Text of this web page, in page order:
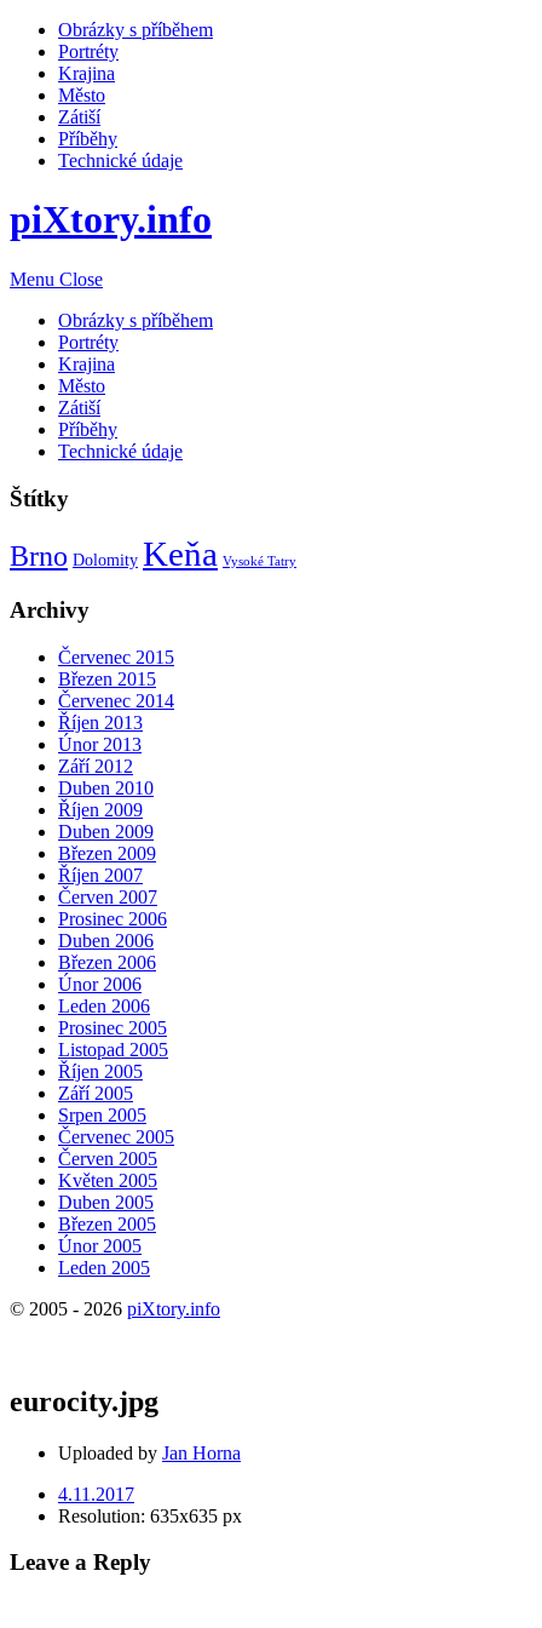
Obrázky s příběhem
Portréty
Krajina
Město
Zátiší
Příběhy
Technické údaje
piXtory.info
Menu Close
Obrázky s příběhem
Portréty
Krajina
Město
Zátiší
Příběhy
Technické údaje
Štítky
Brno Dolomity Keňa Vysoké Tatry
Archivy
Červenec 2015
Březen 2015
Červenec 2014
Říjen 2013
Únor 2013
Září 2012
Duben 2010
Říjen 2009
Duben 2009
Březen 2009
Říjen 2007
Červen 2007
Prosinec 2006
Duben 2006
Březen 2006
Únor 2006
Leden 2006
Prosinec 2005
Listopad 2005
Říjen 2005
Září 2005
Srpen 2005
Červenec 2005
Červen 2005
Květen 2005
Duben 2005
Březen 2005
Únor 2005
Leden 2005
© 2005 - 2026 piXtory.info
eurocity.jpg
Uploaded by Jan Horna
4.11.2017
Resolution: 635x635 px
Leave a Reply